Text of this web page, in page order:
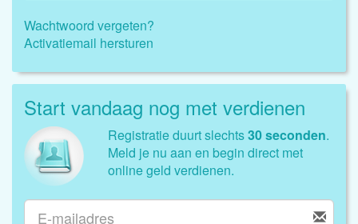
Wachtwoord vergeten?
Activatiemail hersturen
Start vandaag nog met verdienen
Registratie duurt slechts30 seconden.
Meld je nu aan en begin direct met
online geld verdienen.